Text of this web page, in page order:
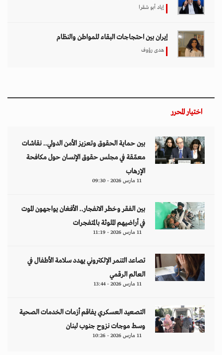
إياد أبو شقرا
إيران بين احتجاجات البقاء للمواطن والنظام
هدى رؤوف
اختيار المحرر
بين حماية الحقوق وتعزيز الأمن الدولي.. نقاشات
معمّقة في مجلس حقوق الإنسان حول مكافحة
الإرهاب
11 مارس 2026 - 09:30
بين الفقر وخطر الانفجار.. الأفغان يواجهون الموت
في أراضيهم الملوثة بالمتفجرات
11 مارس 2026 - 11:19
تصاعد التنمر الإلكتروني يهدد سلامة الأطفال في
العالم الرقمي
11 مارس 2026 - 13:44
التصعيد العسكري يفاقم أزمات الخدمات الصحية
وسط موجات نزوح جنوب لبنان
11 مارس 2026 - 10:26